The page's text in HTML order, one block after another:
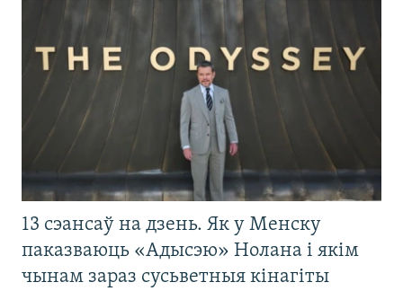
13 сэансаў на дзень. Як у Менску
паказваюць «Адысэю» Нолана і якім
чынам зараз сусьветныя кінагіты